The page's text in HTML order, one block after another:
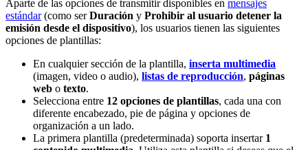
Aparte de las opciones de transmitir disponibles en mensajes
estándar(como serDuración y Prohibir al usuario detener la
emisión desde el dispositivo), los usuarios tienen las siguientes
opciones de plantillas:
En cualquier sección de la plantilla, inserta multimedia
(imagen, video o audio), listas de reproducción, páginas
web o texto.
Selecciona entre 12 opciones de plantillas, cada una con
diferente encabezado, pie de página y opciones de
organización a un lado.
La primera plantilla (predeterminada) soporta insertar 1